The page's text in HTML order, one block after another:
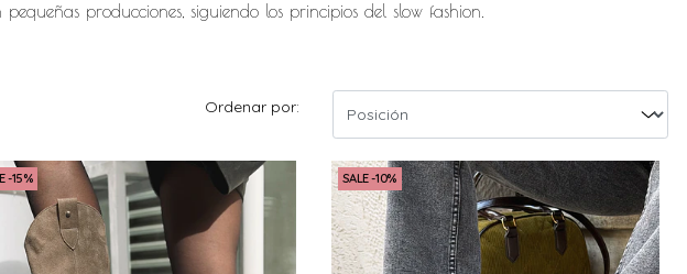
producciones, siguiendo los principios del slow fashion.
Ordenar por:
-15% SALE -10%